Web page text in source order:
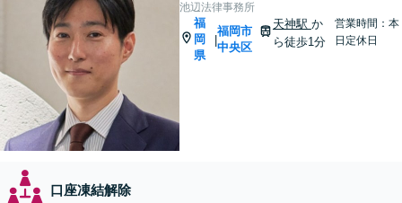
池辺法律事務所
福
岡
県
|
福岡市
中央区
天神駅 か
ら徒歩1分
営業時間：本
日定休日
口座凍結解除